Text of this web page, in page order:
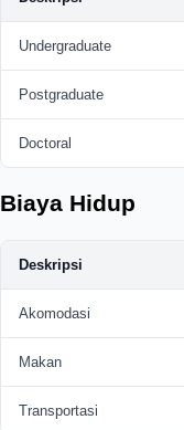
Undergraduate
Postgraduate
Doctoral
Biaya Hidup
Deskripsi
Akomodasi
Makan
Transportasi